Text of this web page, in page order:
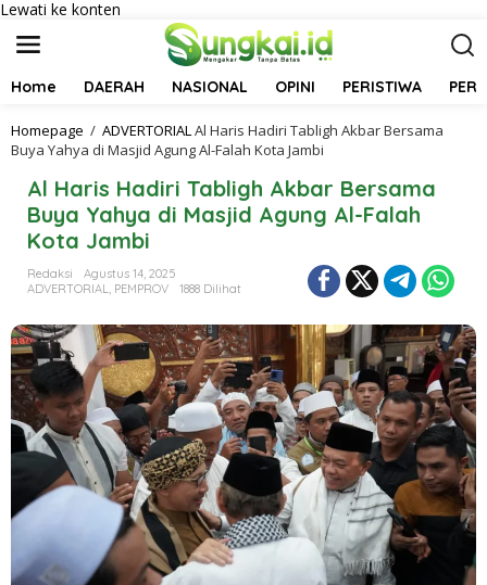
Lewati ke konten
Home DAERAH NASIONAL OPINI PERISTIWA
Homepage / ADVERTORIALAl Haris Hadiri Tabligh Akbar Bersama
Buya Yahya di Masjid Agung Al-Falah Kota Jambi
Al Haris Hadiri Tabligh Akbar Bersama
Buya Yahya di Masjid Agung Al-Falah
Kota Jambi
Redaksi
Agustus 14, 2025
ADVERTORIAL, PEMPROV 1888 Dilihat